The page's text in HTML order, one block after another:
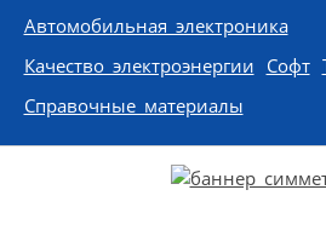
Автомобильная электроника
Качество электроэнергии Софт
Справочные материалы